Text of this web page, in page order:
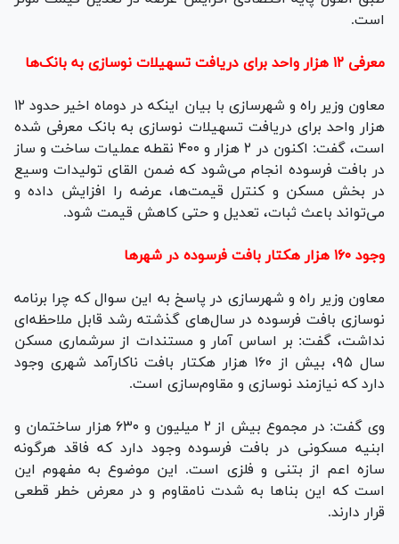
است.
معرفی ۱۲ هزار واحد برای دریافت تسهیلات نوسازی به بانک‌ها
معاون وزیر راه و شهرسازی با بیان اینکه در دوماه اخیر حدود ۱۲
هزار واحد برای دریافت تسهیلات نوسازی به بانک معرفی شده
است، گفت: اکنون در ۲ هزار و ۴۰۰ نقطه عملیات ساخت و ساز
در بافت فرسوده انجام می‌شود که ضمن القای تولیدات وسیع
در بخش مسکن و کنترل قیمت‌ها، عرضه را افزایش داده و
می‌تواند باعث ثبات، تعدیل و حتی کاهش قیمت شود.
وجود ۱۶۰ هزار هکتار بافت فرسوده در شهر‌ها
معاون وزیر راه و شهرسازی در پاسخ به این سوال که چرا برنامه
نوسازی بافت فرسوده در سال‌های گذشته رشد قابل ملاحظه‌ای
نداشت، گفت: بر اساس آمار و مستندات از سرشماری مسکن
سال ۹۵، بیش از ۱۶۰ هزار هکتار بافت ناکارآمد شهری وجود
دارد که نیازمند نوسازی و مقاوم‌سازی است.
وی گفت: در مجموع بیش از ۲ میلیون و ۶۳۰ هزار ساختمان و
ابنیه مسکونی در بافت فرسوده وجود دارد که فاقد هرگونه
سازه اعم از بتنی و فلزی است. این موضوع به مفهوم این
است که این بنا‌ها به شدت نامقاوم و در معرض خطر قطعی
قرار دارند.